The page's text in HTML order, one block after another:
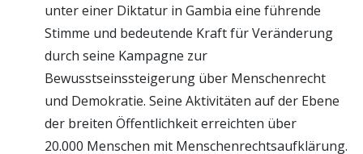
unter einer Diktatur in Gambia eine führende
Stimme und bedeutende Kraft für Veränderung
durch seine Kampagne zur
Bewusstseinssteigerung über Menschenrecht
und Demokratie. Seine Aktivitäten auf der Ebene
der breiten Öffentlichkeit erreichten über
20.000 Menschen mit Menschenrechtsaufklärung.